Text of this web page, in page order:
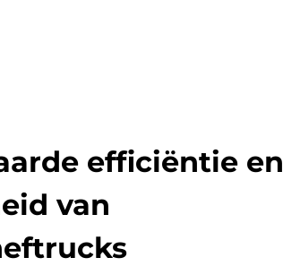
efficiëntie en
van